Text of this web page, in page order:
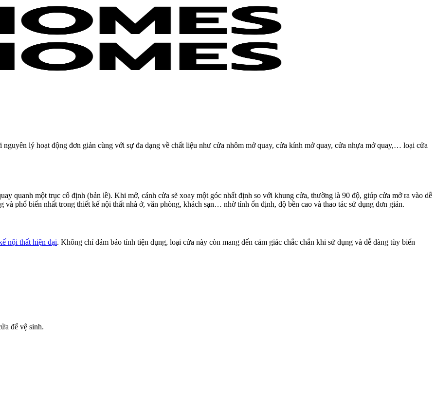
lý hoạt động đơn giản cùng với sự đa dạng về chất liệu như cửa nhôm mở quay, cửa kính mở quay, cửa nhựa mở quay,… loại cửa
quanh một trục cố định (bản lề). Khi mở, cánh cửa sẽ xoay một góc nhất định so với khung cửa, thường là 90 độ, giúp cửa mở ra vào dễ
phổ biến nhất trong thiết kế nội thất nhà ở, văn phòng, khách sạn… nhờ tính ổn định, độ bền cao và thao tác sử dụng đơn giản.
nội thất hiện đại. Không chỉ đảm bảo tính tiện dụng, loại cửa này còn mang đến cảm giác chắc chắn khi sử dụng và dễ dàng tùy biến
để vệ sinh.